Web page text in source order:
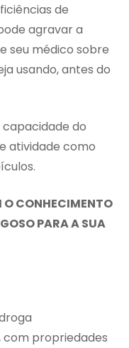
de
agravar a
seu médico sobre
usando, antes do
do
atividade como
O CONHECIMENTO
PARA A SUA
propriedades